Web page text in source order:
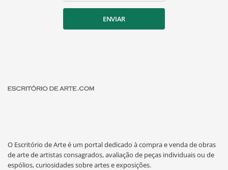
ENVIAR
O Escritório de Arte é um portal dedicado à compra e venda de obras
de arte de artistas consagrados, avaliação de peças individuais ou de
espólios, curiosidades sobre artes e exposições.